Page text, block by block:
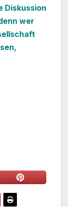
Diskussion
wer